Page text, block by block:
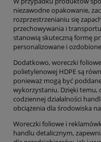
niezawodne opakowanie,
rozprzestrzenianiu się
przechowywania i
stanowią skuteczną formę
personalizowane i
Dodatkowo, woreczki
polietylenowej HDPE są
ponieważ mogą być
wykorzystaniu. Dzięki temu,
codziennej działalności
obciążenia dla środowiska
Woreczki foliowe i
handlu detalicznym,